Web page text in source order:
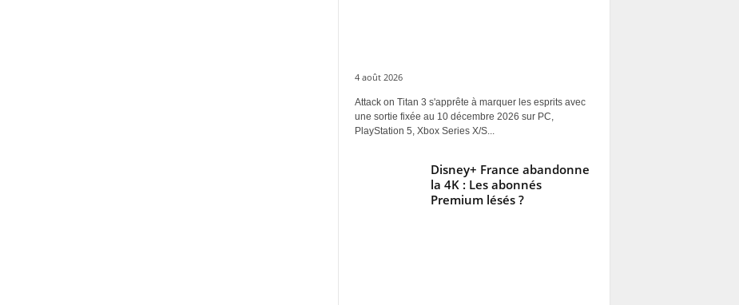
4 août 2026
Attack on Titan 3 s'apprête à marquer les esprits avec
une sortie fixée au 10 décembre 2026 sur PC,
PlayStation 5, Xbox Series X/S...
Disney+ France abandonne
la 4K : Les abonnés
Premium lésés ?